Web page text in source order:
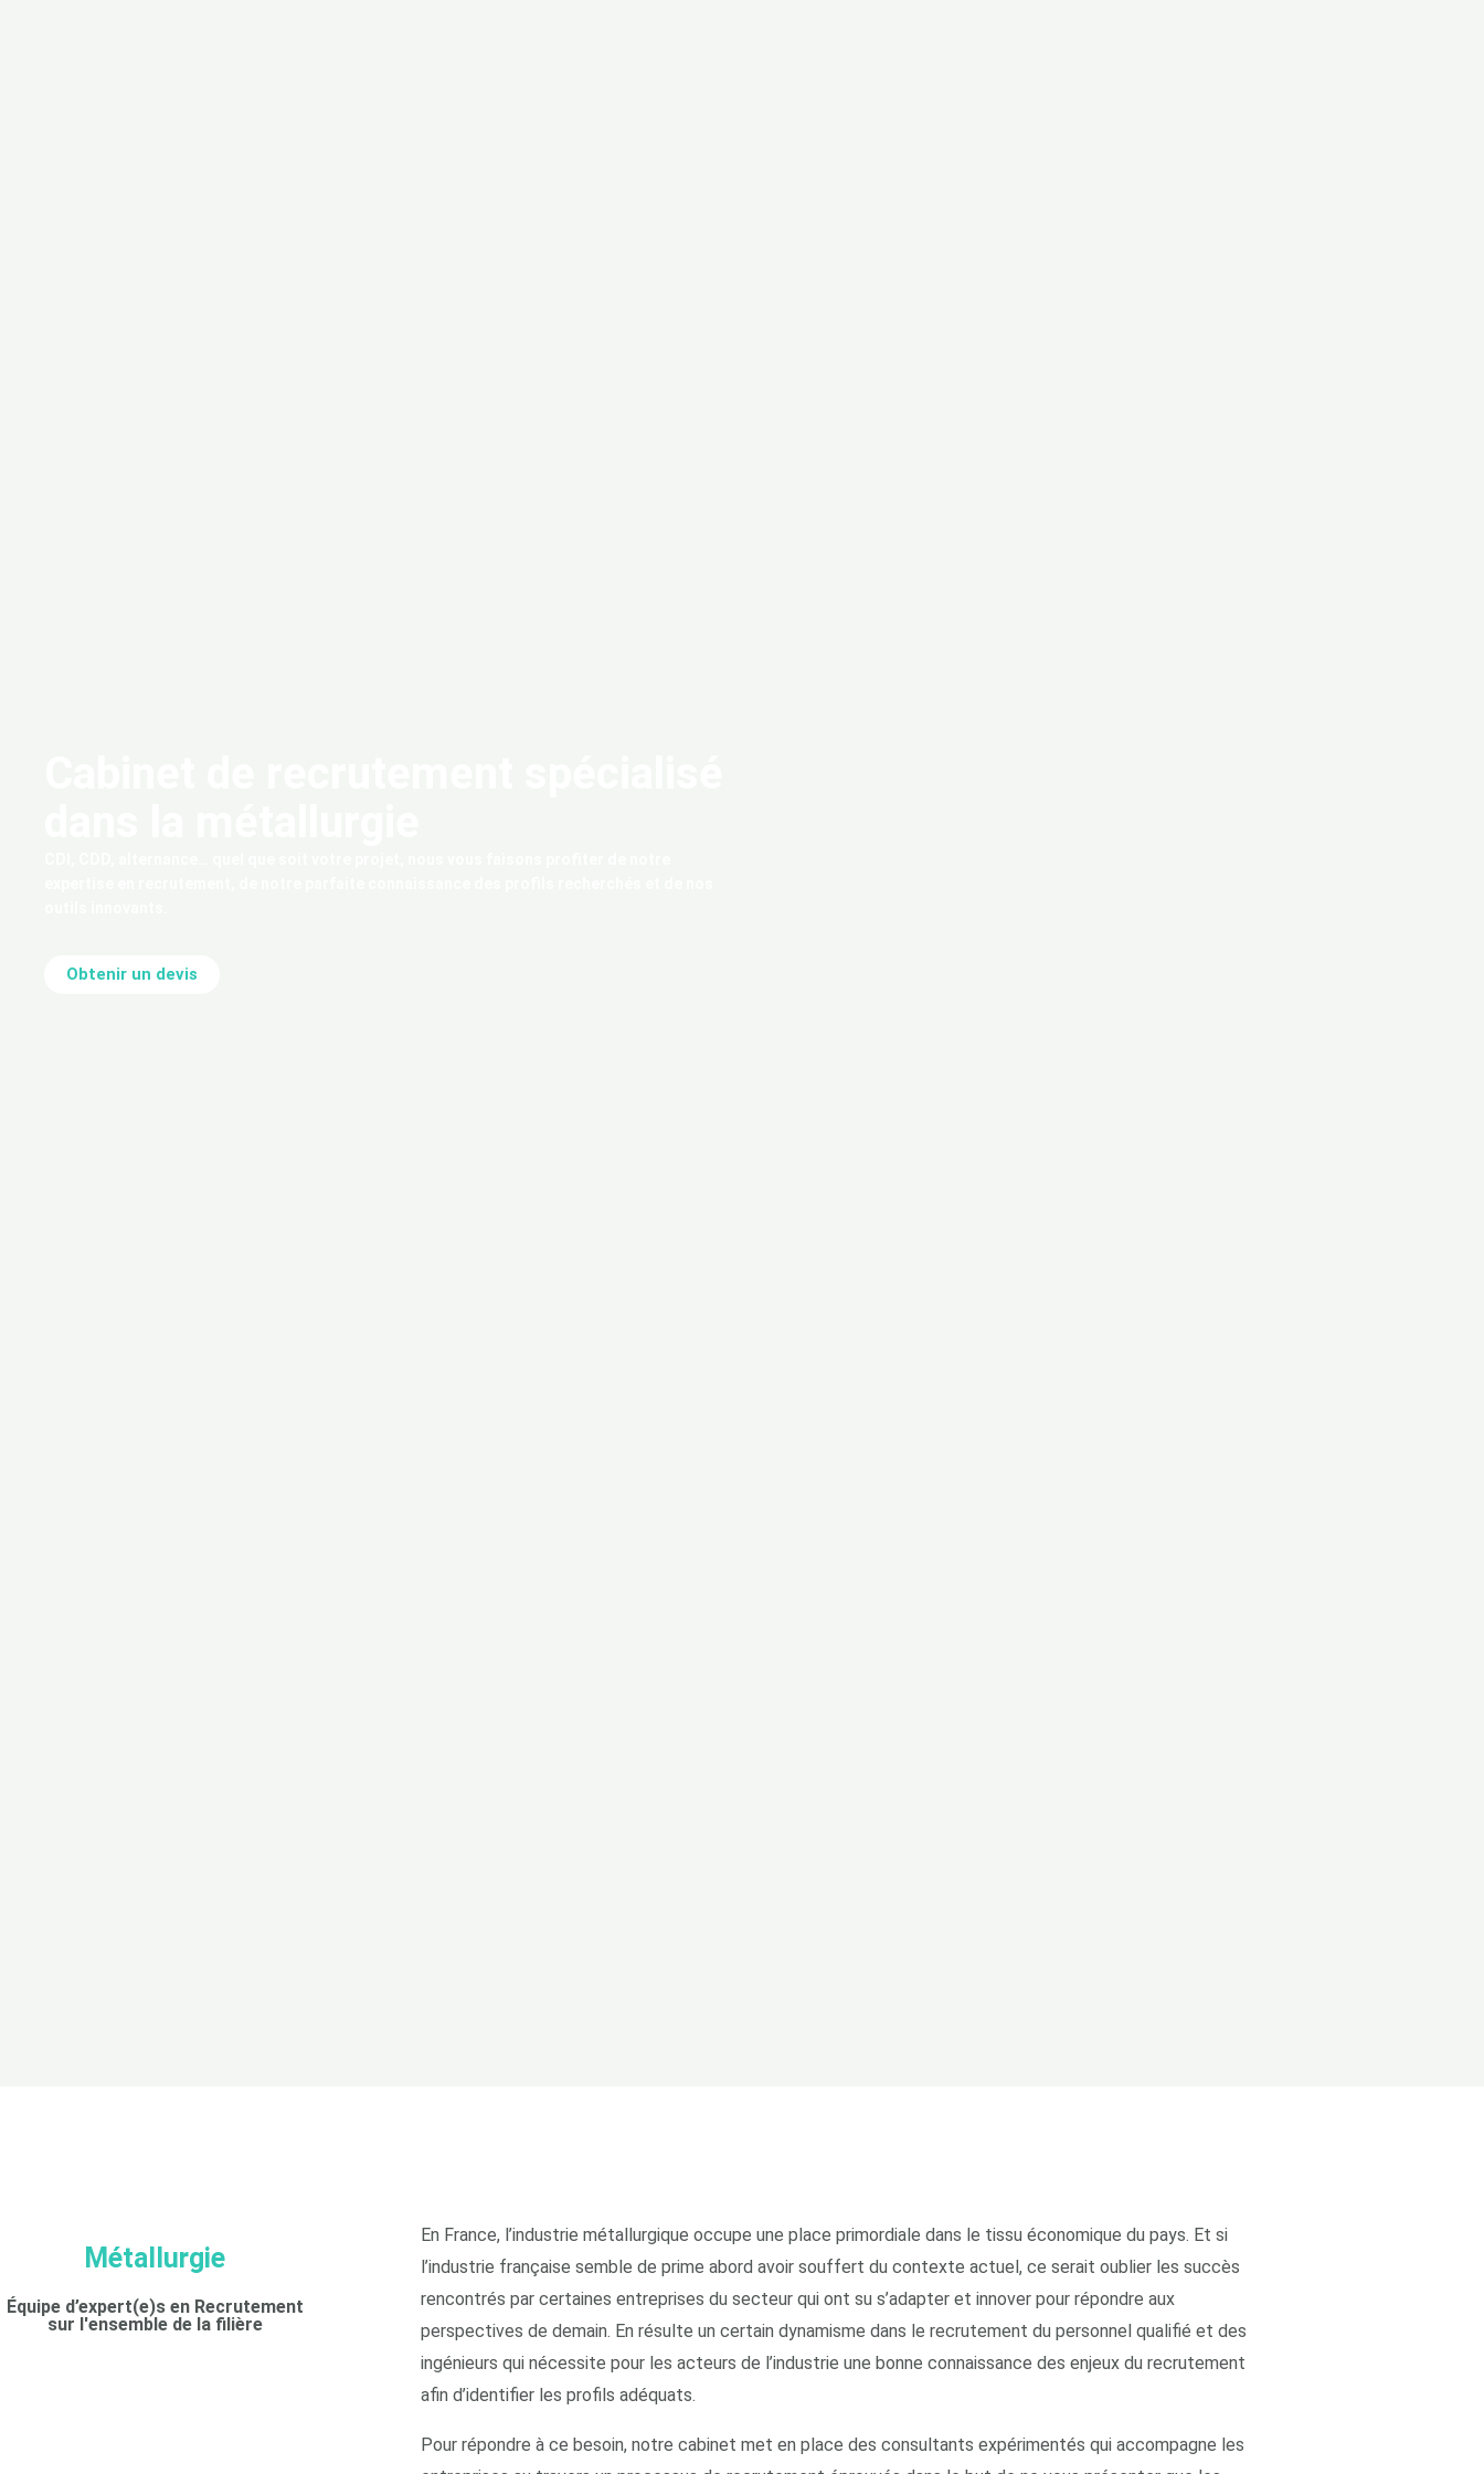
Obtenir un devis
Métallurgie
Équipe d’expert(e)s en Recrutement
sur l'ensemble de la filière
En France, l’industrie métallurgique occupe une place primordiale dans le tissu économique du pays. Et si
l’industrie française semble de prime abord avoir souffert du contexte actuel, ce serait oublier les succès
rencontrés par certaines entreprises du secteur qui ont su s’adapter et innover pour répondre aux
perspectives de demain. En résulte un certain dynamisme dans le recrutement du personnel qualifié et des
ingénieurs qui nécessite pour les acteurs de l’industrie une bonne connaissance des enjeux du recrutement
afin d’identifier les profils adéquats.
Pour répondre à ce besoin, notre cabinet met en place des consultants expérimentés qui accompagne les